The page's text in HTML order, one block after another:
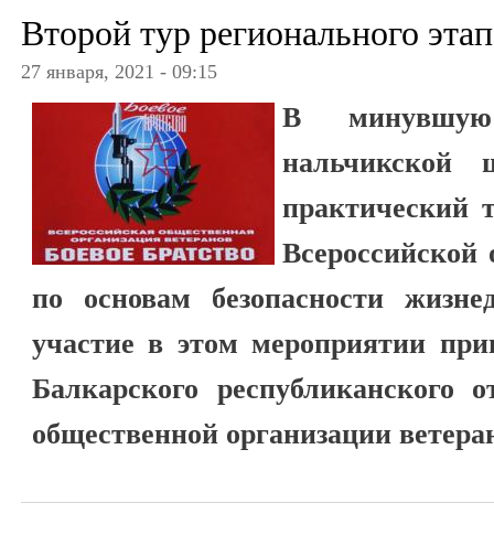
Второй тур регионального
27 января, 2021 - 09:15
В
нальчикской
практический
по основам безопасности
участие в этом мероприятии
Балкарского республиканского
общественной организации